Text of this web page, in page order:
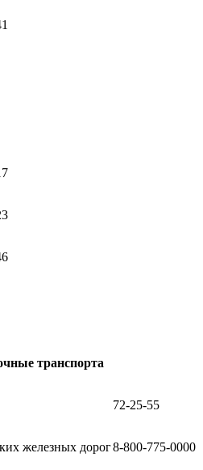
транспорта
72-25-55
железных дорог8-800-775-0000